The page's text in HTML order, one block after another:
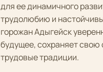
для ее динамичного
трудолюбию и
горожан Адыгейск
будущее, сохраняет свою
трудовые традиции.